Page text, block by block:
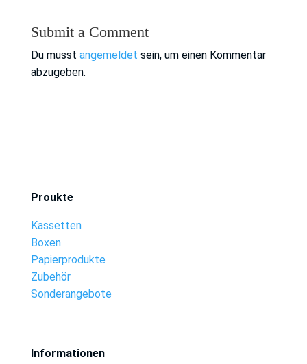
Submit a Comment
Du musst angemeldet sein, um einen Kommentar
abzugeben.
Proukte
Kassetten
Boxen
Papierprodukte
Zubehör
Sonderangebote
Informationen